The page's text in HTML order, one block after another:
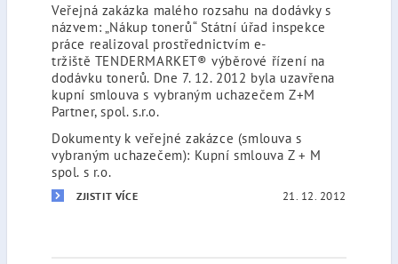
Veřejná zakázka malého rozsahu na dodávky s
názvem: „Nákup tonerů“ Státní úřad inspekce
práce realizoval prostřednictvím e-
tržiště TENDERMARKET® výběrové řízení na
dodávku tonerů. Dne 7. 12. 2012 byla uzavřena
kupní smlouva s vybraným uchazečem Z+M
Partner, spol. s.r.o.
Dokumenty k veřejné zakázce (smlouva s
vybraným uchazečem): Kupní smlouva Z + M
spol. s r.o.
ZJISTIT VÍCE 21. 12. 2012